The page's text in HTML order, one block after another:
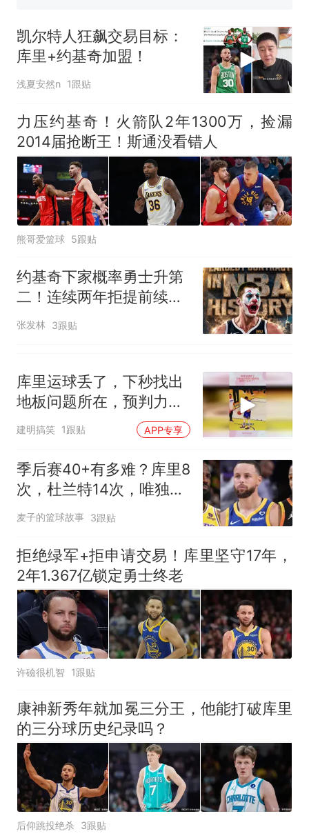
号，仅凭视频评出？中国烹饪
协会回应
男子上山采菌偶然发现鸡枞菌
窝，原地守1天等它长大：挖了
美国渔民钓获鲨鱼徒手将其拽
来源：参考消息）
笔试第一被第二名传话劝弃考
官方通报
热 那个在床头放菜刀的女孩，
因老师一句“跟我回家”改写了
人生
凯尔特人狂飙交易目标：
库里+约基奇加盟！
浅夏安然n 1跟贴
力压约基奇！火箭队2年1300万，捡漏
2014届抢断王！斯通没看错人
熊哥爱篮球 5跟贴
约基奇下家概率勇士升第
二！连续两年拒提前续约
为3.595亿或亏惨
张发林 3跟贴
库里运球丢了，下秒找出
地板问题所在，预判力太
牛了！
建明搞笑 1跟贴 APP专享
季后赛40+有多难？库里8
次，杜兰特14次，唯独他
38次做到
麦子的篮球故事 3跟贴
拒绝绿军+拒申请交易！库里坚守17年，
2年1.367亿锁定勇士终老
许礆很机智 1跟贴
康神新秀年就加冕三分王，他能打破库里
的三分球历史纪录吗？
后仰跳投绝杀 3跟贴